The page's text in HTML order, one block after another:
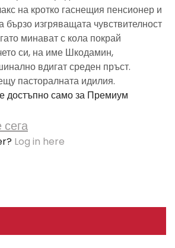
на кротко гаснещия пенсионер и
изгряващата чувствителност
минават с кола покрай
си, на име Шкодамин,
вдигат среден пръст.
пасторалната идилия.
достъпно само за Премиум
Log in here